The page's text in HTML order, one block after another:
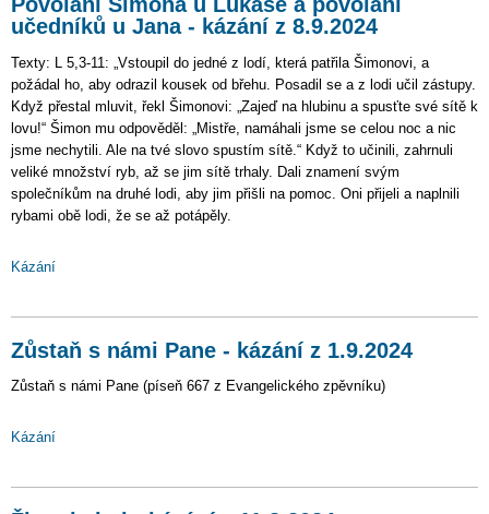
učedníků u Jana - kázání z 8.9.2024
Texty: L 5,3-11: „Vstoupil do jedné z lodí, která patřila Šimonovi, a
požádal ho, aby odrazil kousek od břehu. Posadil se a z lodi učil zástupy.
Když přestal mluvit, řekl Šimonovi: „Zajeď na hlubinu a spusťte své sítě k
lovu!“ Šimon mu odpověděl: „Mistře, namáhali jsme se celou noc a nic
jsme nechytili. Ale na tvé slovo spustím sítě.“ Když to učinili, zahrnuli
veliké množství ryb, až se jim sítě trhaly. Dali znamení svým
společníkům na druhé lodi, aby jim přišli na pomoc. Oni přijeli a naplnili
rybami obě lodi, že se až potápěly.
Kázání
Zůstaň s námi Pane - kázání z 1.9.2024
Zůstaň s námi Pane (píseň 667 z Evangelického zpěvníku)
Kázání